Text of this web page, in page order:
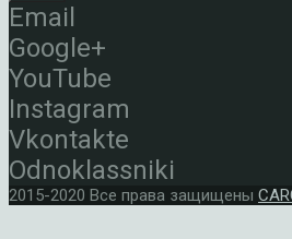
Email
Google+
YouTube
Instagram
Vkontakte
Odnoklassniki
2015-2020 Все права защищены